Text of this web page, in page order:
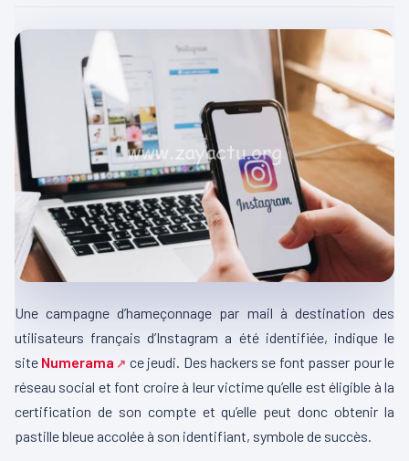
Une campagne d’hameçonnage par mail à destination des
utilisateurs français d’Instagram a été identifiée, indique le
site Numerama
ce jeudi. Des hackers se font passer pour le
réseau social et font croire à leur victime qu’elle est éligible à la
certification de son compte et qu’elle peut donc obtenir la
pastille bleue accolée à son identifiant, symbole de succès.